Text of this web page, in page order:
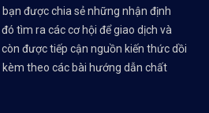
được chia sẻ những nhận định
tìm ra các cơ hội để giao dịch và
được tiếp cận nguồn kiến thức dồi
theo các bài hướng dẫn chất